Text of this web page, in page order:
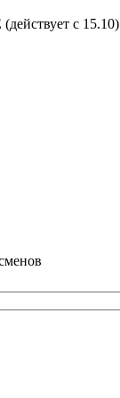
с 15.10)